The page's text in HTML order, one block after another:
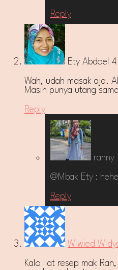
Reply
Ety Abdoel
Wah, udah masak aja.
Masih punya utang
Reply
ranny
@Mbak Ety :
Reply
Wiwied
Kalo liat resep mak